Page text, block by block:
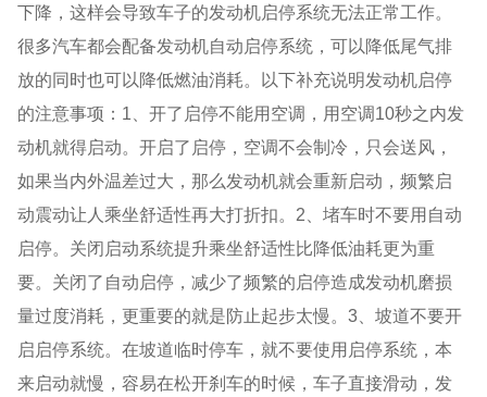
下降，这样会导致车子的发动机启停系统无法正常工作。
很多汽车都会配备发动机自动启停系统，可以降低尾气排
放的同时也可以降低燃油消耗。以下补充说明发动机启停
的注意事项：1、开了启停不能用空调，用空调10秒之内发
动机就得启动。开启了启停，空调不会制冷，只会送风，
如果当内外温差过大，那么发动机就会重新启动，频繁启
动震动让人乘坐舒适性再大打折扣。2、堵车时不要用自动
启停。关闭启动系统提升乘坐舒适性比降低油耗更为重
要。关闭了自动启停，减少了频繁的启停造成发动机磨损
量过度消耗，更重要的就是防止起步太慢。3、坡道不要开
启启停系统。在坡道临时停车，就不要使用启停系统，本
来启动就慢，容易在松开刹车的时候，车子直接滑动，发